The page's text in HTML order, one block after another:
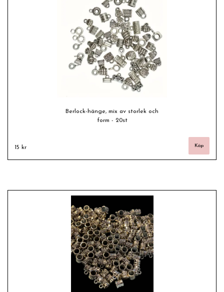
Berlock-hänge, mix av storlek och
form - 20st
15 kr